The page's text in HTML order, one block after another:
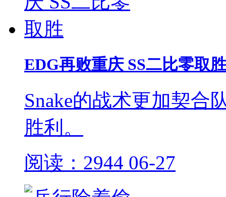
EDG再败重庆 SS二比零取胜
Snake的战术更加契合
胜利。
阅读：2944 06-27